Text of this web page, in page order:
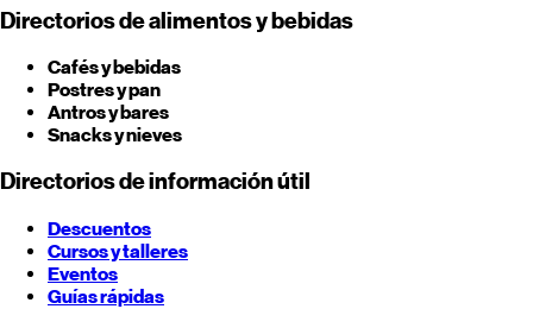
Directorios de alimentos y bebidas
Cafés y bebidas
Postres y pan
Antros y bares
Snacks y nieves
Directorios de información útil
Descuentos
Cursos y talleres
Eventos
Guías rápidas